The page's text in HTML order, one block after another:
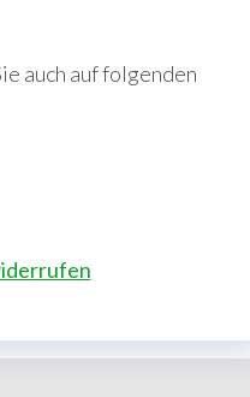
auch auf folgenden